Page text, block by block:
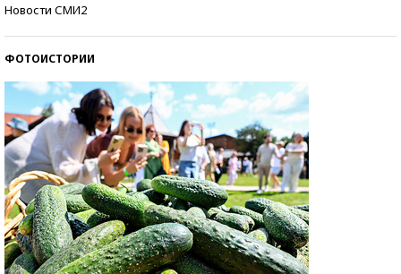
Новости СМИ2
ФОТОИСТОРИИ